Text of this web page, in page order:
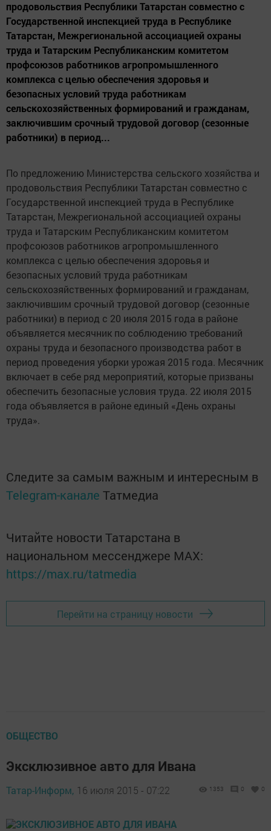
продовольствия Республики Татарстан совместно с
Государственной инспекцией труда в Республике
Татарстан, Межрегиональной ассоциацией охраны
труда и Татарским Республиканским комитетом
профсоюзов работников агропромышленного
комплекса с целью обеспечения здоровья и
безопасных условий труда работникам
сельскохозяйственных формирований и гражданам,
заключившим срочный трудовой договор (сезонные
работники) в период...
По предложению Министерства сельского хозяйства и
продовольствия Республики Татарстан совместно с
Государственной инспекцией труда в Республике
Татарстан, Межрегиональной ассоциацией охраны
труда и Татарским Республиканским комитетом
профсоюзов работников агропромышленного
комплекса с целью обеспечения здоровья и
безопасных условий труда работникам
сельскохозяйственных формирований и гражданам,
заключившим срочный трудовой договор (сезонные
работники) в период с 20 июля 2015 года в районе
объявляется месячник по соблюдению требований
охраны труда и безопасного производства работ в
период проведения уборки урожая 2015 года. Месячник
включает в себе ряд мероприятий, которые призваны
обеспечить безопасные условия труда. 22 июля 2015
года объявляется в районе единый «День охраны
труда».
Следите за самым важным и интересным в
Telegram-канале Татмедиа
Читайте новости Татарстана в
национальном мессенджере MАХ:
https://max.ru/tatmedia
Перейти на страницу новости
ОБЩЕСТВО
Эксклюзивное авто для Ивана
Татар-Информ, 16 июля 2015 - 07:22 1353 0 0